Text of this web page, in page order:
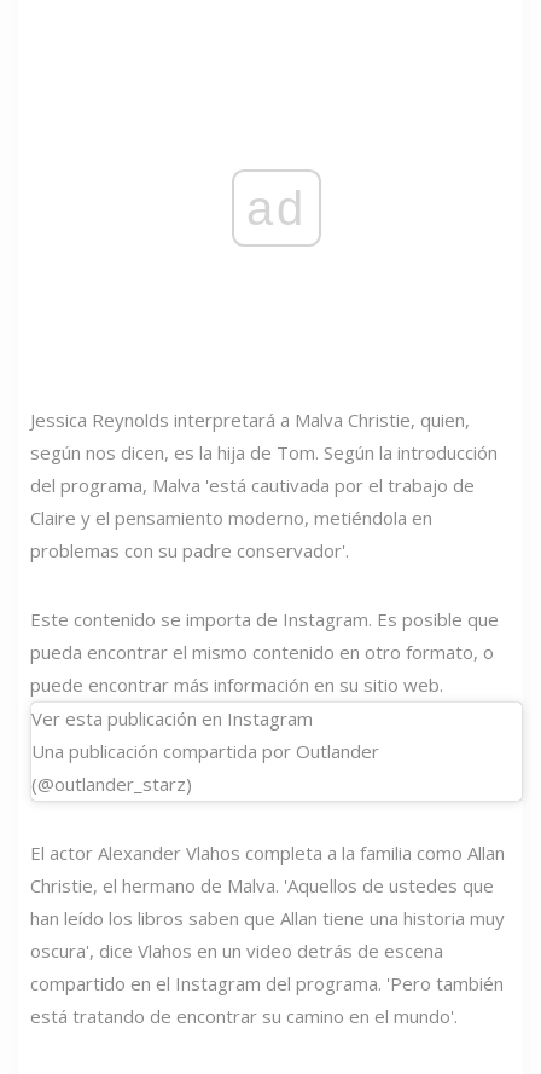
ad
Jessica Reynolds interpretará a Malva Christie, quien,
según nos dicen, es la hija de Tom. Según la introducción
del programa, Malva 'está cautivada por el trabajo de
Claire y el pensamiento moderno, metiéndola en
problemas con su padre conservador'.
Este contenido se importa de Instagram. Es posible que
pueda encontrar el mismo contenido en otro formato, o
puede encontrar más información en su sitio web.
Ver esta publicación en Instagram
Una publicación compartida por Outlander
(@outlander_starz)
El actor Alexander Vlahos completa a la familia como Allan
Christie, el hermano de Malva. 'Aquellos de ustedes que
han leído los libros saben que Allan tiene una historia muy
oscura', dice Vlahos en un video detrás de escena
compartido en el Instagram del programa. 'Pero también
está tratando de encontrar su camino en el mundo'.